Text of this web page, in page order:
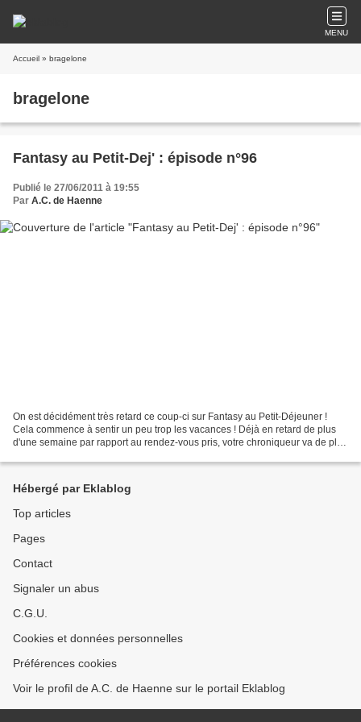
MENU
Accueil » bragelone
bragelone
Fantasy au Petit-Dej' : épisode n°96
Publié le 27/06/2011 à 19:55
Par A.C. de Haenne
On est décidément très retard ce coup-ci sur Fantasy au Petit-Déjeuner !
Cela commence à sentir un peu trop les vacances ! Déjà en retard de plus
d'une semaine par rapport au rendez-vous pris, votre chroniqueur va de plus
Hébergé par Eklablog
Top articles
Pages
Contact
Signaler un abus
C.G.U.
Cookies et données personnelles
Préférences cookies
Voir le profil de A.C. de Haenne sur le portail Eklablog